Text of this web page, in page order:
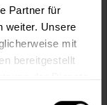
Partner für
weiter. Unsere
mit
bereitgestellt